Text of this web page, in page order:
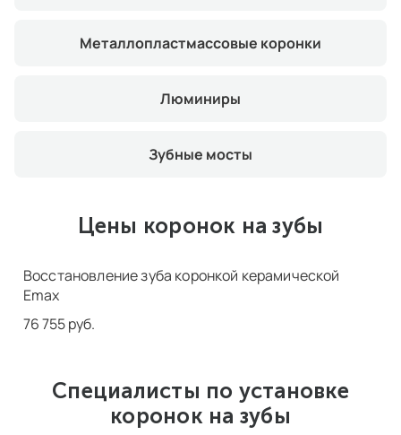
Металлопластмассовые коронки
Люминиры
Зубные мосты
Цены коронок на зубы
Восстановление зуба коронкой керамической
Emax
76 755 руб.
Специалисты по установке
коронок на зубы